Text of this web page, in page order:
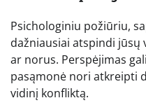
Psichologiniu požiūriu,
dažniausiai atspindi jūsų
ar norus. Perspėjimas
pasąmonė nori atkreipti
vidinį konfliktą.